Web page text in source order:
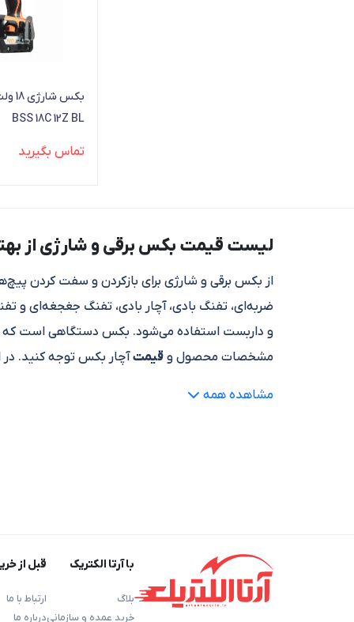
BSS 18C 12Z BL
تماس بگیرید
لیست قیمت بکس برقی و شارژی از
از بکس برقی و شارژی برای بازکردن و سفت کردن
ضربه‌ای، تفنگ بادی، آچار بادی، تفنگ جغجغه‌ای و
و داربست استفاده می‌شود. بکس‌ دستگاهی است که
مشخصات محصول و قیمتآچار بکس توجه کنید. در
بررسی ساختار آچار بکس
آچار بکس بهره وری شما را افزایش می‌دهد و سفت
موتور دریافت می‌کنند که ضربات بسیار قوی و سریعی
مشاهده همه
با آرتا الکتریک
بلاگ
خرید عمده و سازمانی
قبل از
ارتباط با ما
درباره ما